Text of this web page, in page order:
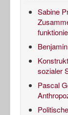
Sabine
sozialer
Pascal